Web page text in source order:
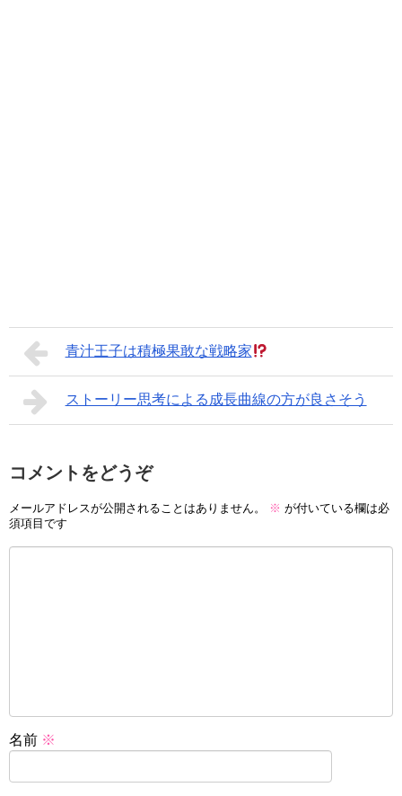
青汁王子は積極果敢な戦略家
ストーリー思考による成長曲線の方が良さそう
コメントをどうぞ
メールアドレスが公開されることはありません。 ※ が付いている欄は必
須項目です
名前 ※